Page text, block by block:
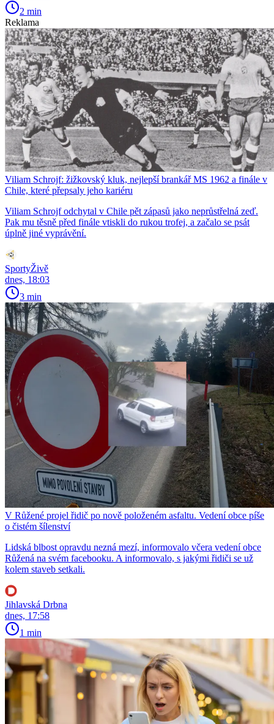
2 min
Reklama
Viliam Schrojf: žižkovský kluk, nejlepší brankář MS 1962 a finále v
Chile, které přepsaly jeho kariéru
Viliam Schrojf odchytal v Chile pět zápasů jako neprůstřelná zeď.
Pak mu těsně před finále vtiskli do rukou trofej, a začalo se psát
úplně jiné vyprávění.
SportyŽivě
dnes, 18:03
3 min
V Růžené projel řidič po nově položeném asfaltu. Vedení obce píše
o čistém šílenství
Lidská blbost opravdu nezná mezí, informovalo včera vedení obce
Růžená na svém facebooku. A informovalo, s jakými řidiči se už
kolem staveb setkali.
Jihlavská Drbna
dnes, 17:58
1 min